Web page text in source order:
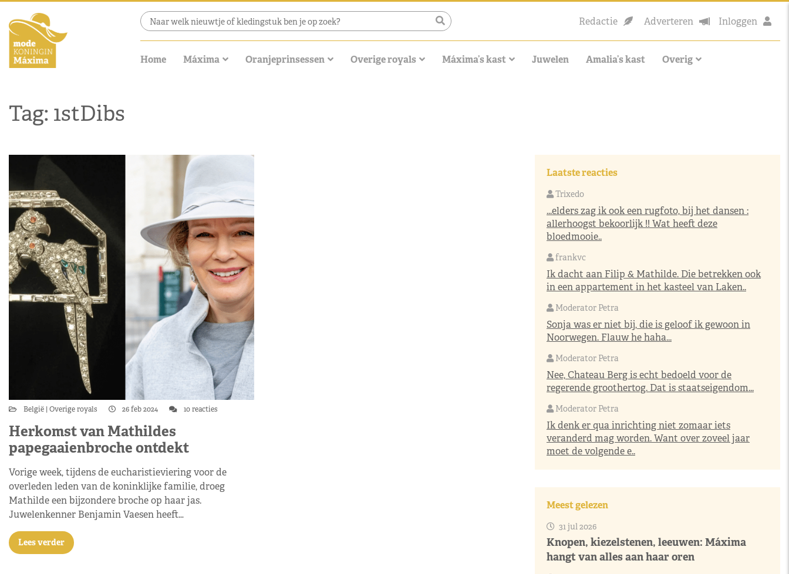
Redactie Adverteren Inloggen
Home Máxima Oranjeprinsessen Overige royals Máxima’s kast Juwelen Amalia’s kast Overig
Tag: 1stDibs
België Overige royals 26 feb 2024 10 reacties
Herkomst van Mathildes
papegaaienbroche ontdekt
Vorige week, tijdens de eucharistieviering voor de
overleden leden van de koninklijke familie, droeg
Mathilde een bijzondere broche op haar jas.
Juwelenkenner Benjamin Vaesen heeft…
Lees verder
Laatste reacties
Trixedo
...elders zag ik ook een rugfoto, bij het dansen :
allerhoogst bekoorlijk !! Wat heeft deze
bloedmooie..
frankvc
Ik dacht aan Filip & Mathilde. Die betrekken ook
in een appartement in het kasteel van Laken..
Moderator Petra
Sonja was er niet bij, die is geloof ik gewoon in
Noorwegen. Flauw he haha...
Moderator Petra
Nee, Chateau Berg is echt bedoeld voor de
regerende groothertog. Dat is staatseigendom...
Moderator Petra
Ik denk er qua inrichting niet zomaar iets
veranderd mag worden. Want over zoveel jaar
moet de volgende e..
Meest gelezen
31 jul 2026
Knopen, kiezelstenen, leeuwen: Máxima
hangt van alles aan haar oren